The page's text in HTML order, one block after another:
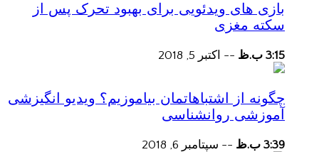
بازی های ویدئویی برای بهبود تحرک پس از
سکته مغزی
3:15 ب.ظ -- اکتبر 5, 2018
چگونه از اشتباهاتمان بیاموزیم؟ ویدیو انگیزشی
آموزشی روانشناسی
3:39 ب.ظ -- سپتامبر 6, 2018